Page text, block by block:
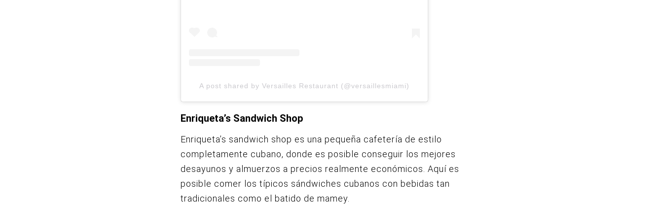
A post shared by Versailles Restaurant (@versaillesmiami)
Enriqueta’s Sandwich Shop
Enriqueta’s sandwich shop es una pequeña cafetería de estilo
completamente cubano, donde es posible conseguir los mejores
desayunos y almuerzos a precios realmente económicos. Aquí es
posible comer los típicos sándwiches cubanos con bebidas tan
tradicionales como el batido de mamey.